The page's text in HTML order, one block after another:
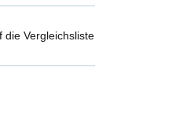
die Vergleichsliste